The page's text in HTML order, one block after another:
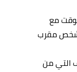
مع
شخص مقرب
التي من